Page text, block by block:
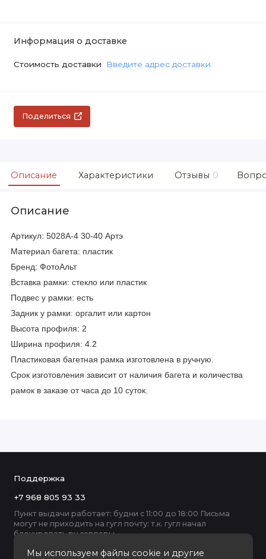
Информация о доставке
Стоимость доставки Введите адрес доставки
Поделиться
Описание Характеристики Отзывы 0
Описание
Артикул: 5028A-4 30-40 Артэ
Материал багета: пластик
Бренд: ФотоАльт
Вставка рамки: стекло или пластик
Подвес у рамки: есть
Задник у рамки: оргалит или картон
Высота профиля: 2
Ширина профиля: 4.2
Пластиковая багетная рамка изготовлена в ручную.
Срок изготовления зависит от наличия багета и количества
рамок в заказе от часа до 10 суток.
Мы используем файлы cookie и другие
Поддержка
+7 968 805 93 33
Пункт выдачи работает: будни с 11:00 до 18:00 Письма
могут не приходить на гугл почту: т.к. гугл начал
блокировать ру серверы